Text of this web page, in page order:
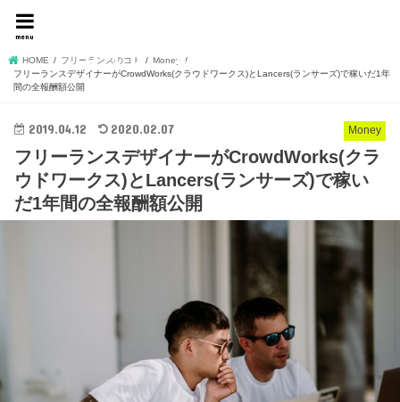
ザイナーshojiの独り言
menu
HOME フリーランスのコト
Money
フリーランスデザイナーがCrowdWorks(クラウドワークス)とLancers(ランサーズ)で稼いだ1年
間の全報酬額公開
Money
2019.04.12 2020.02.07
フリーランスデザイナーがCrowdWorks(クラ
ウドワークス)とLancers(ランサーズ)で稼い
だ1年間の全報酬額公開